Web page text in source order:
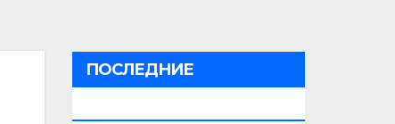
ПОСЛЕДНИЕ